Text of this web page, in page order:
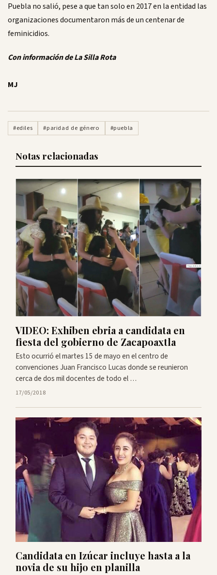
Puebla no salió, pese a que tan solo en 2017 en la entidad las
organizaciones documentaron más de un centenar de
feminicidios.
Con información de La Silla Rota
MJ
#ediles #paridad de género #puebla
Notas relacionadas
VIDEO: Exhiben ebria a candidata en
fiesta del gobierno de Zacapoaxtla
Esto ocurrió el martes 15 de mayo en el centro de
convenciones Juan Francisco Lucas donde se reunieron
cerca de dos mil docentes de todo el …
17/05/2018
Candidata en Izúcar incluye hasta a la
novia de su hijo en planilla